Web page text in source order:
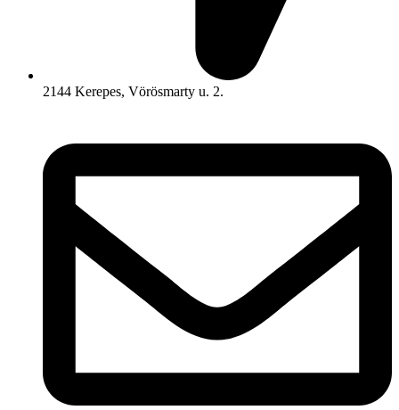
2144 Kerepes, Vörösmarty u. 2.